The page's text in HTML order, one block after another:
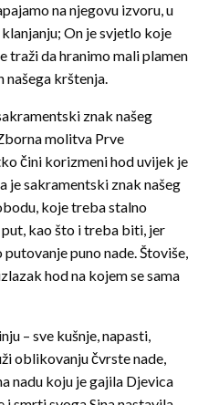
na njegovu izvoru, u
On je svjetlo koje
traži da hranimo mali plamen
našega krštenja.
znak našeg
molitva Prve
čini korizmeni hod uvijek je
je sakramentski znak našeg
koje treba stalno
kao što i treba biti, jer
puno nade. Štoviše,
hod na kojem se sama
– sve kušnje, napasti,
oblikovanju čvrste nade,
nadu koju je gajila Djevica